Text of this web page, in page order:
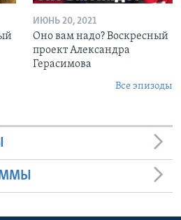
ИЮНЬ 20, 2021
Оно вам надо? Воскресный
проект Александра
Герасимова
Все эпизоды